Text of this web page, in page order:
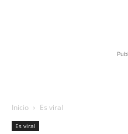
Inicio Es viral
Es viral